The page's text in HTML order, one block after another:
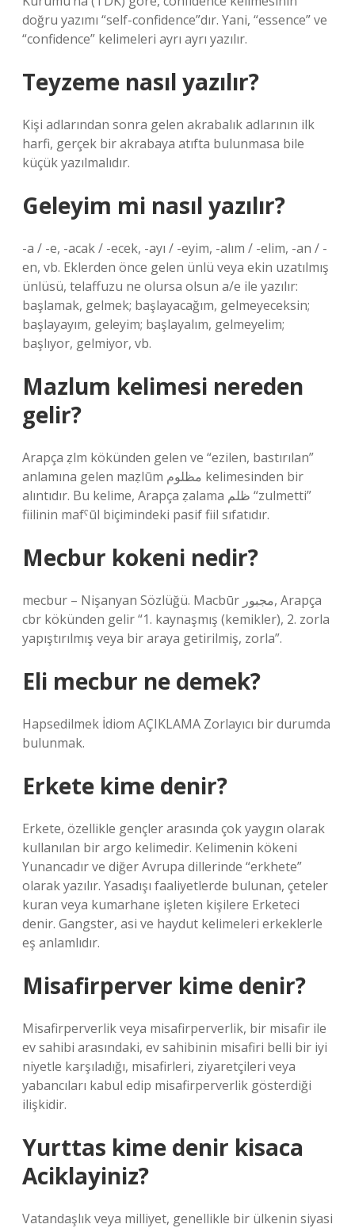
doğru yazımı “self-confidence”dır. Yani, “essence” ve
“confidence” kelimeleri ayrı ayrı yazılır.
Teyzeme nasıl yazılır?
Kişi adlarından sonra gelen akrabalık adlarının ilk
harfi, gerçek bir akrabaya atıfta bulunmasa bile
küçük yazılmalıdır.
Geleyim mi nasıl yazılır?
-a / -e, -acak / -ecek, -ayı / -eyim, -alım / -elim, -an / -
en, vb. Eklerden önce gelen ünlü veya ekin uzatılmış
ünlüsü, telaffuzu ne olursa olsun a/e ile yazılır:
başlamak, gelmek; başlayacağım, gelmeyeceksin;
başlayayım, geleyim; başlayalım, gelmeyelim;
başlıyor, gelmiyor, vb.
Mazlum kelimesi nereden
gelir?
Arapça ẓlm kökünden gelen ve “ezilen, bastırılan”
anlamına gelen maẓlūm مظلوم kelimesinden bir
alıntıdır. Bu kelime, Arapça ẓalama ظلم “zulmetti”
fiilinin mafˁūl biçimindeki pasif fiil sıfatıdır.
Mecbur kokeni nedir?
mecbur – Nişanyan Sözlüğü. Macbūr مجبور, Arapça
cbr kökünden gelir “1. kaynaşmış (kemikler), 2. zorla
yapıştırılmış veya bir araya getirilmiş, zorla”.
Eli mecbur ne demek?
Hapsedilmek İdiom AÇIKLAMA Zorlayıcı bir durumda
bulunmak.
Erkete kime denir?
Erkete, özellikle gençler arasında çok yaygın olarak
kullanılan bir argo kelimedir. Kelimenin kökeni
Yunancadır ve diğer Avrupa dillerinde “erkhete”
olarak yazılır. Yasadışı faaliyetlerde bulunan, çeteler
kuran veya kumarhane işleten kişilere Erketeci
denir. Gangster, asi ve haydut kelimeleri erkeklerle
eş anlamlıdır.
Misafirperver kime denir?
Misafirperverlik veya misafirperverlik, bir misafir ile
ev sahibi arasındaki, ev sahibinin misafiri belli bir iyi
niyetle karşıladığı, misafirleri, ziyaretçileri veya
yabancıları kabul edip misafirperverlik gösterdiği
ilişkidir.
Yurttas kime denir kisaca
Aciklayiniz?
Vatandaşlık veya milliyet, genellikle bir ülkenin siyasi